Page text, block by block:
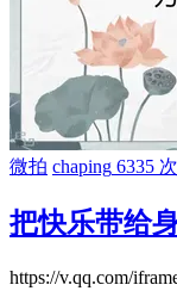
微拍 chaping 6335
把快乐带给
https://v.qq.com/